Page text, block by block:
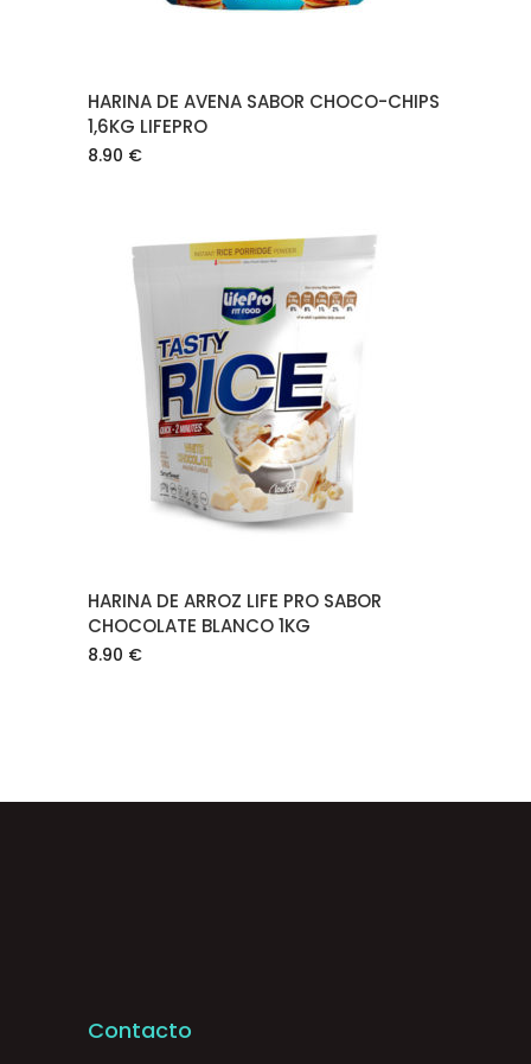
HARINA DE AVENA SABOR CHOCO-CHIPS
1,6KG LIFEPRO
8.90 €
AÑADIR AL CARRITO
HARINA DE ARROZ LIFE PRO SABOR
CHOCOLATE BLANCO 1KG
8.90 €
Contacto